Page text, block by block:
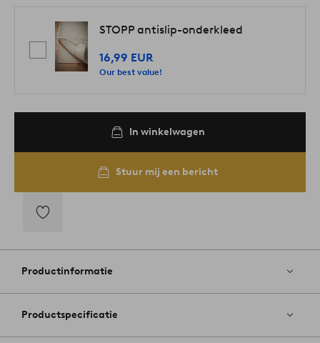
STOPP antislip-onderkleed
16,99 EUR
Our best value!
In winkelwagen
Stuur mij een bericht
aan
Productinformatie
Productspecificatie